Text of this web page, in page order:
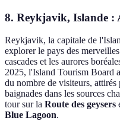
8. Reykjavik, Islande :
Reykjavik, la capitale de
explorer le pays des
cascades et les aurores
2025, l'Island Tourism Board
du nombre de visiteurs, attirés
baignades dans les sources
tour sur la Route des geysers
Blue Lagoon.